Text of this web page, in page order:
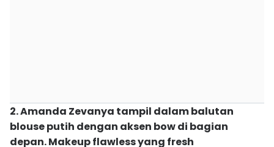
2. Amanda Zevanya tampil dalam balutan
blouse putih dengan aksen bow di bagian
depan. Makeup flawless yang fresh